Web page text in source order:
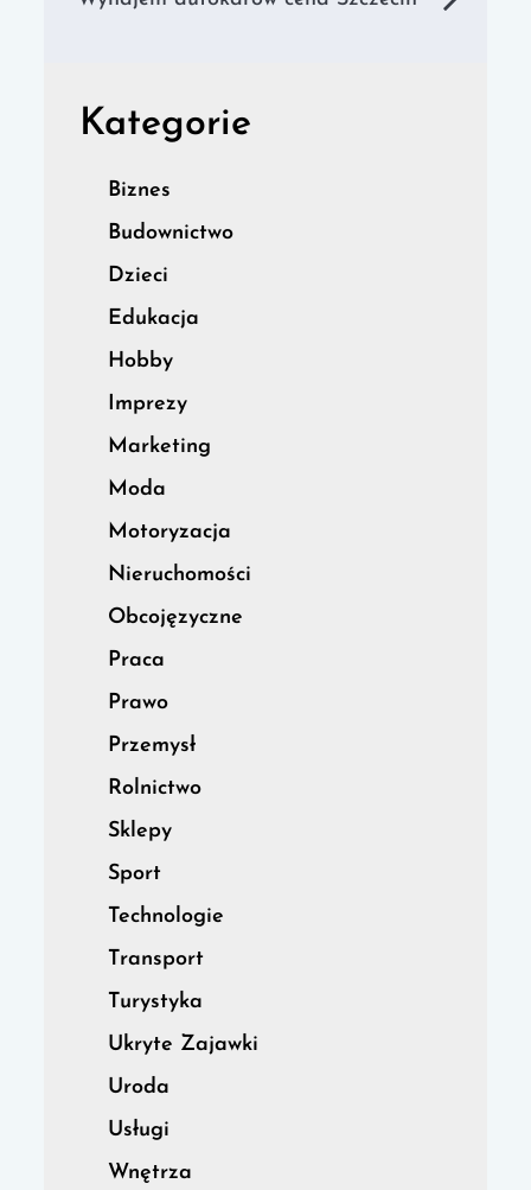
Kategorie
Biznes
Budownictwo
Dzieci
Edukacja
Hobby
Imprezy
Marketing
Moda
Motoryzacja
Nieruchomości
Obcojęzyczne
Praca
Prawo
Przemysł
Rolnictwo
Sklepy
Sport
Technologie
Transport
Turystyka
Ukryte Zajawki
Uroda
Usługi
Wnętrza